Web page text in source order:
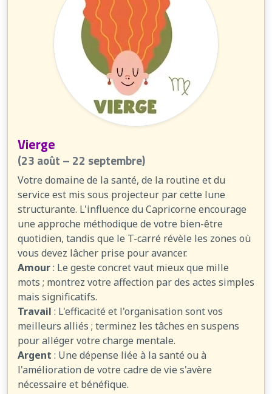
Vierge
(23 août – 22 septembre)
Votre domaine de la santé, de la routine et du
service est mis sous projecteur par cette lune
structurante. L'influence du Capricorne encourage
une approche méthodique de votre bien-être
quotidien, tandis que le T-carré révèle les zones où
vous devez lâcher prise pour avancer.
Amour: Le geste concret vaut mieux que mille
mots ; montrez votre affection par des actes simples
mais significatifs.
Travail : L'efficacité et l'organisation sont vos
meilleurs alliés ; terminez les tâches en suspens
pour alléger votre charge mentale.
Argent : Une dépense liée à la santé ou à
l'amélioration de votre cadre de vie s'avère
nécessaire et bénéfique.